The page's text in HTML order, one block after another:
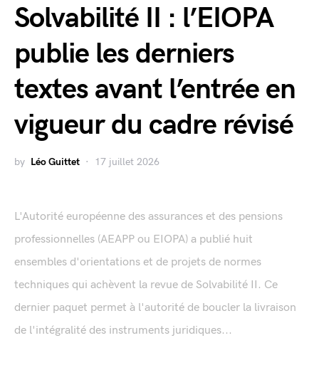
Solvabilité II : l’EIOPA
publie les derniers
textes avant l’entrée en
vigueur du cadre révisé
by Léo Guittet 17 juillet 2026
L'Autorité européenne des assurances et des pensions
professionnelles (AEAPP ou EIOPA) a publié huit
ensembles d'orientations et de projets de normes
techniques qui achèvent la revue de Solvabilité II. Ce
dernier paquet permet à l'autorité de boucler la livraison
de l'intégralité des instruments juridiques...